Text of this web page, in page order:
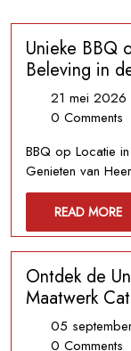
Unieke BBQ
Beleving in
21 mei 2026
0 Comments
BBQ op Locatie
Genieten van
READ MORE
Ontdek de
Maatwerk
05
0 Comments